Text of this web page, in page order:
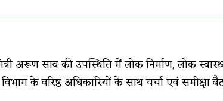
अरूण साव की उपस्थिति में लोक निर्माण, लोक
के वरिष्ठ अधिकारियों के साथ चर्चा एवं समीक्षा